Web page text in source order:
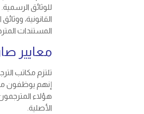
للوثائق
القانونية،
المستندات
معايير
تلتزم مكاتب
إنهم يوظفون
هؤلاء
الأصلية.